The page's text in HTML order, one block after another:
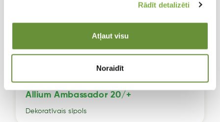
Rādīt detalizēti
Atļaut visu
Noraidīt
Allium Ambassador 20/+
Dekoratīvais sīpols